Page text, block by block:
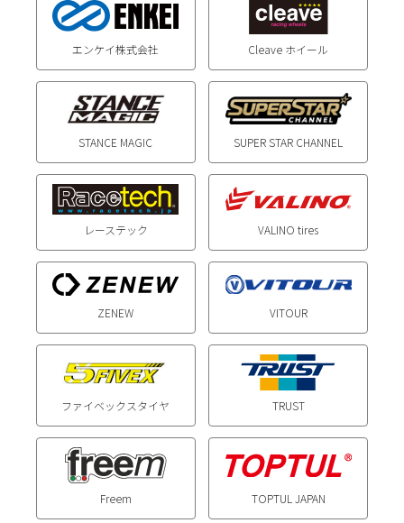
エンケイ株式会社 Cleave ホイール
STANCE MAGIC SUPER STAR CHANNEL
レーステック VALINO tires
ZENEW VITOUR
ファイベックスタイヤ TRUST
Freem TOPTUL JAPAN